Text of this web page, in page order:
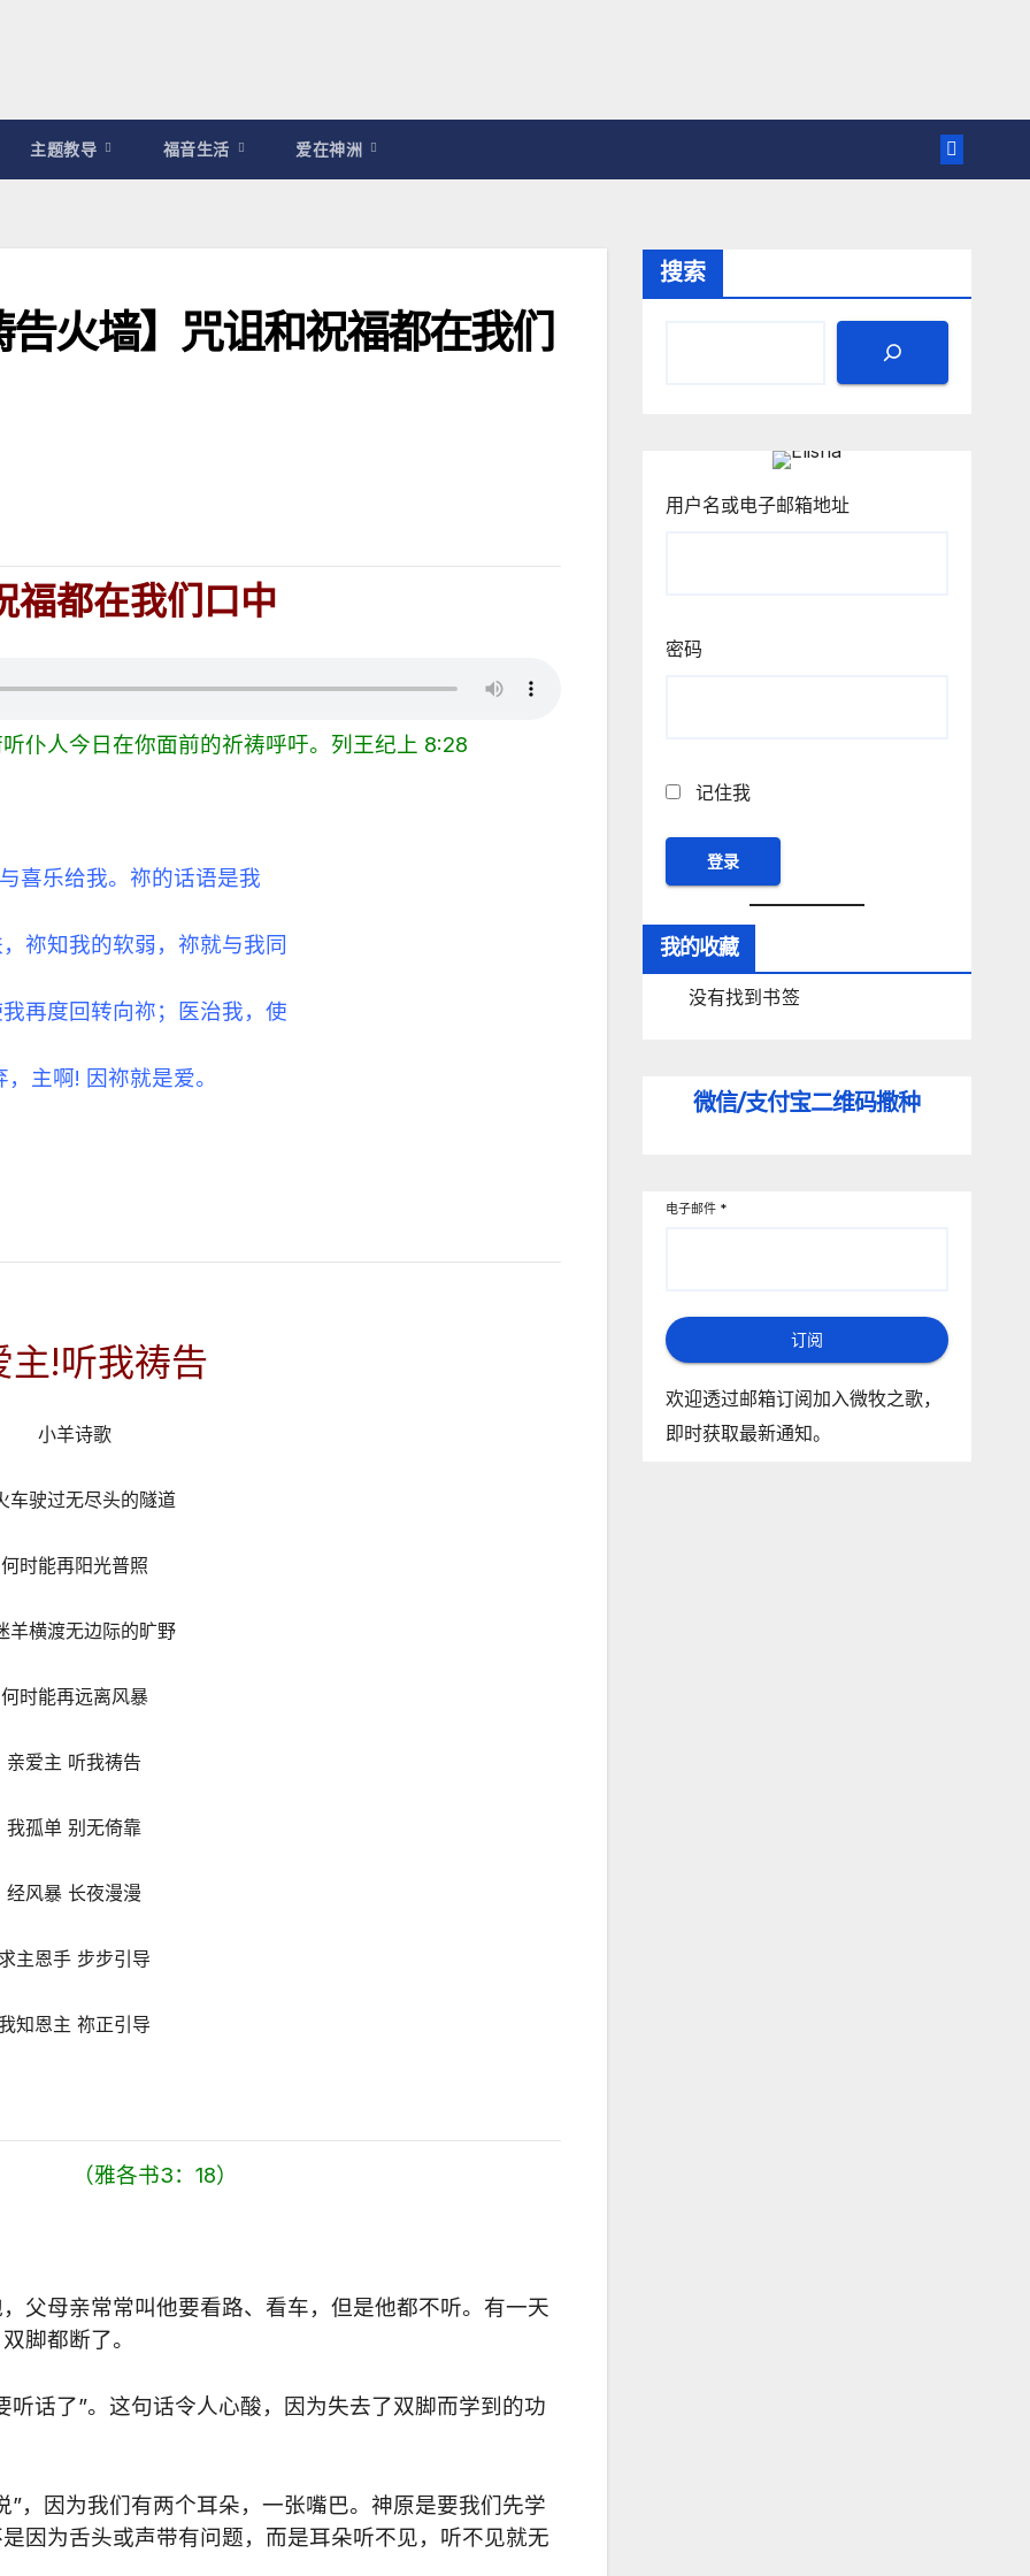
主题教导 福音生活 爱在神洲
火墙】咒诅和祝福都在我们
福都在我们口中
仆人今日在你面前的祈祷呼吁。列王纪上 8:28
喜乐给我。祢的话语是我
祢知我的软弱，祢就与我同
再度回转向祢；医治我，使
主啊! 因祢就是爱。
主!听我祷告
小羊诗歌
车驶过无尽头的隧道
何时能再阳光普照
羊横渡无边际的旷野
何时能再远离风暴
亲爱主 听我祷告
我孤单 别无倚靠
经风暴 长夜漫漫
主恩手 步步引导
知恩主 祢正引导
。 （雅各书3：18）
父母亲常常叫他要看路、看车，但是他都不听。有一天
脚都断了。
话了”。这句话令人心酸，因为失去了双脚而学到的功
，因为我们有两个耳朵，一张嘴巴。神原是要我们先学
因为舌头或声带有问题，而是耳朵听不见，听不见就无
搜索
用户名或电子邮箱地址
密码
记住我
我的收藏
没有找到书签
微信/支付宝二维码撒种
电子邮件 *
订阅
欢迎透过邮箱订阅加入微牧之歌，
即时获取最新通知。